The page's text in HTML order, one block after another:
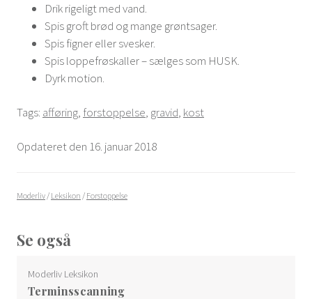
Drik rigeligt med vand.
Spis groft brød og mange grøntsager.
Spis figner eller svesker.
Spis loppefrøskaller – sælges som HUSK.
Dyrk motion.
Tags: afføring, forstoppelse, gravid, kost
Opdateret den 16. januar 2018
Moderliv/ Leksikon / Forstoppelse
Se også
Moderliv Leksikon
Terminsscanning